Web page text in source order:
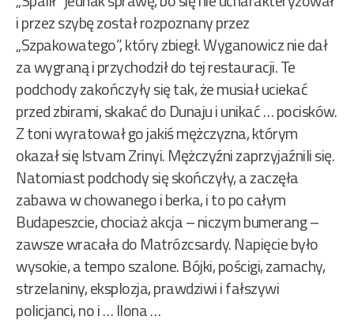
i przez szybę został rozpoznany przez
„Szpakowatego”, który zbiegł. Wyganowicz nie dał
za wygraną i przychodził do tej restauracji. Te
podchody zakończyły się tak, że musiał uciekać
przed zbirami, skakać do Dunaju i unikać … pocisków.
Z toni wyratował go jakiś mężczyzna, którym
okazał się Istvam Zrinyi. Mężczyźni zaprzyjaźnili się.
Natomiast podchody się skończyły, a zaczęła
zabawa w chowanego i berka, i to po całym
Budapeszcie, chociaż akcja – niczym bumerang –
zawsze wracała do Matrózcsardy. Napięcie było
wysokie, a tempo szalone. Bójki, pościgi, zamachy,
strzelaniny, eksplozja, prawdziwi i fałszywi
policjanci, no i … Ilona …